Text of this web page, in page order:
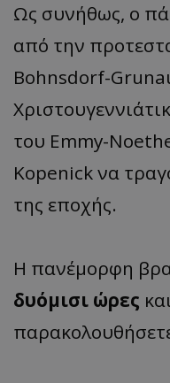
Ως συνήθως, ο
από την
Bohnsdorf-
του Emmy-
Kopenick να
της εποχής.
Η πανέμορφη
δυόμισι ώρες